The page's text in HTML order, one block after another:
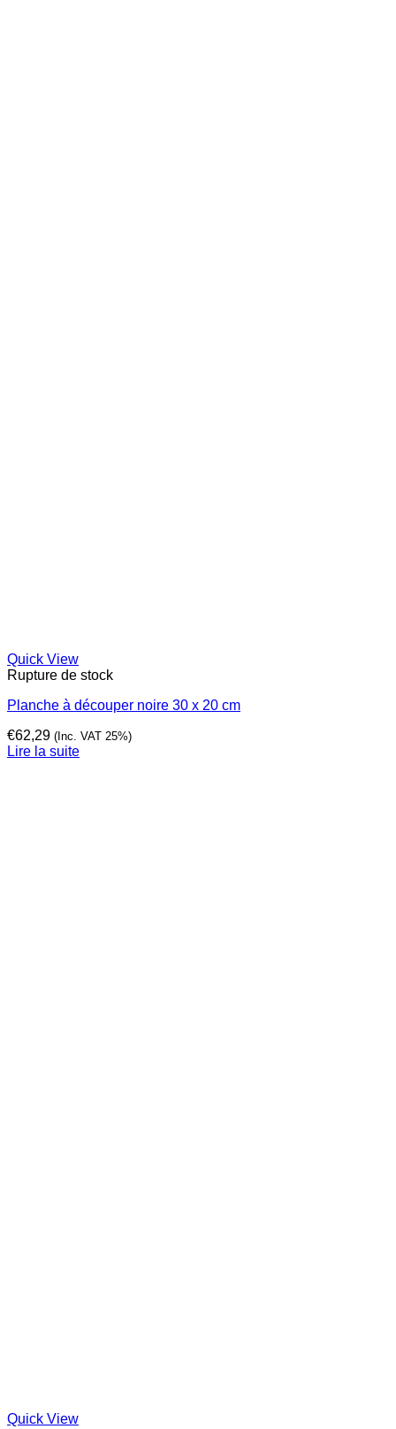
Quick View
Rupture de stock
Planche à découper noire 30 x 20 cm
€62,29 (Inc. VAT 25%)
Lire la suite
Quick View